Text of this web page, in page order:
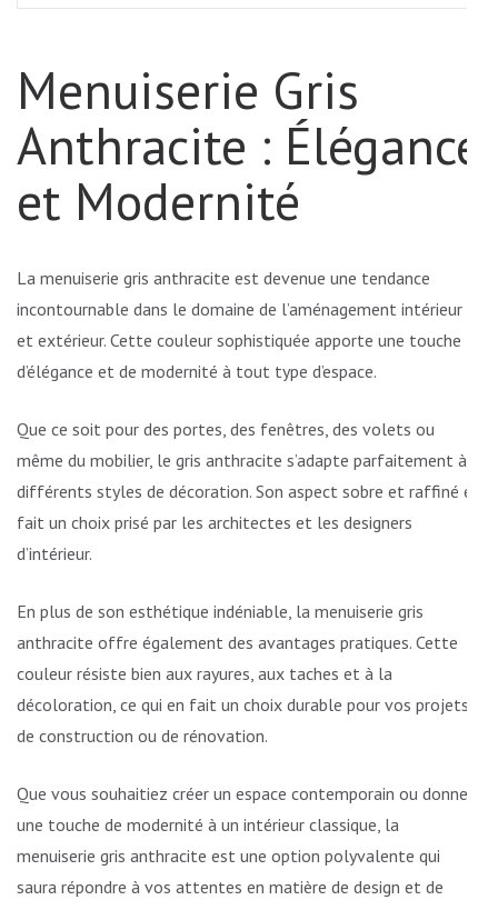
Menuiserie Gris
Anthracite : Élégance
et Modernité
La menuiserie gris anthracite est devenue une tendance
incontournable dans le domaine de l’aménagement intérieur
et extérieur. Cette couleur sophistiquée apporte une touche
d’élégance et de modernité à tout type d’espace.
Que ce soit pour des portes, des fenêtres, des volets ou
même du mobilier, le gris anthracite s’adapte parfaitement à
différents styles de décoration. Son aspect sobre et raffiné en
fait un choix prisé par les architectes et les designers
d’intérieur.
En plus de son esthétique indéniable, la menuiserie gris
anthracite offre également des avantages pratiques. Cette
couleur résiste bien aux rayures, aux taches et à la
décoloration, ce qui en fait un choix durable pour vos projets
de construction ou de rénovation.
Que vous souhaitiez créer un espace contemporain ou donner
une touche de modernité à un intérieur classique, la
menuiserie gris anthracite est une option polyvalente qui
saura répondre à vos attentes en matière de design et de